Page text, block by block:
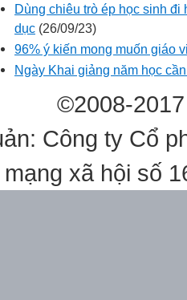
Dùng chiêu trò ép học sinh đi
dục (26/09/23)
96% ý kiến mong muốn giáo
Ngày Khai giảng năm học
©2008-
Công ty Cổ
xã hội số